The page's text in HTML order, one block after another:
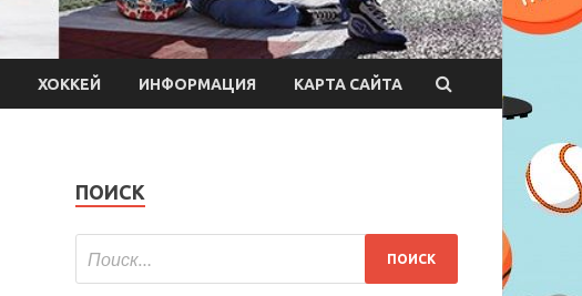
ХОККЕЙ ИНФОРМАЦИЯ КАРТА САЙТА
ПОИСК